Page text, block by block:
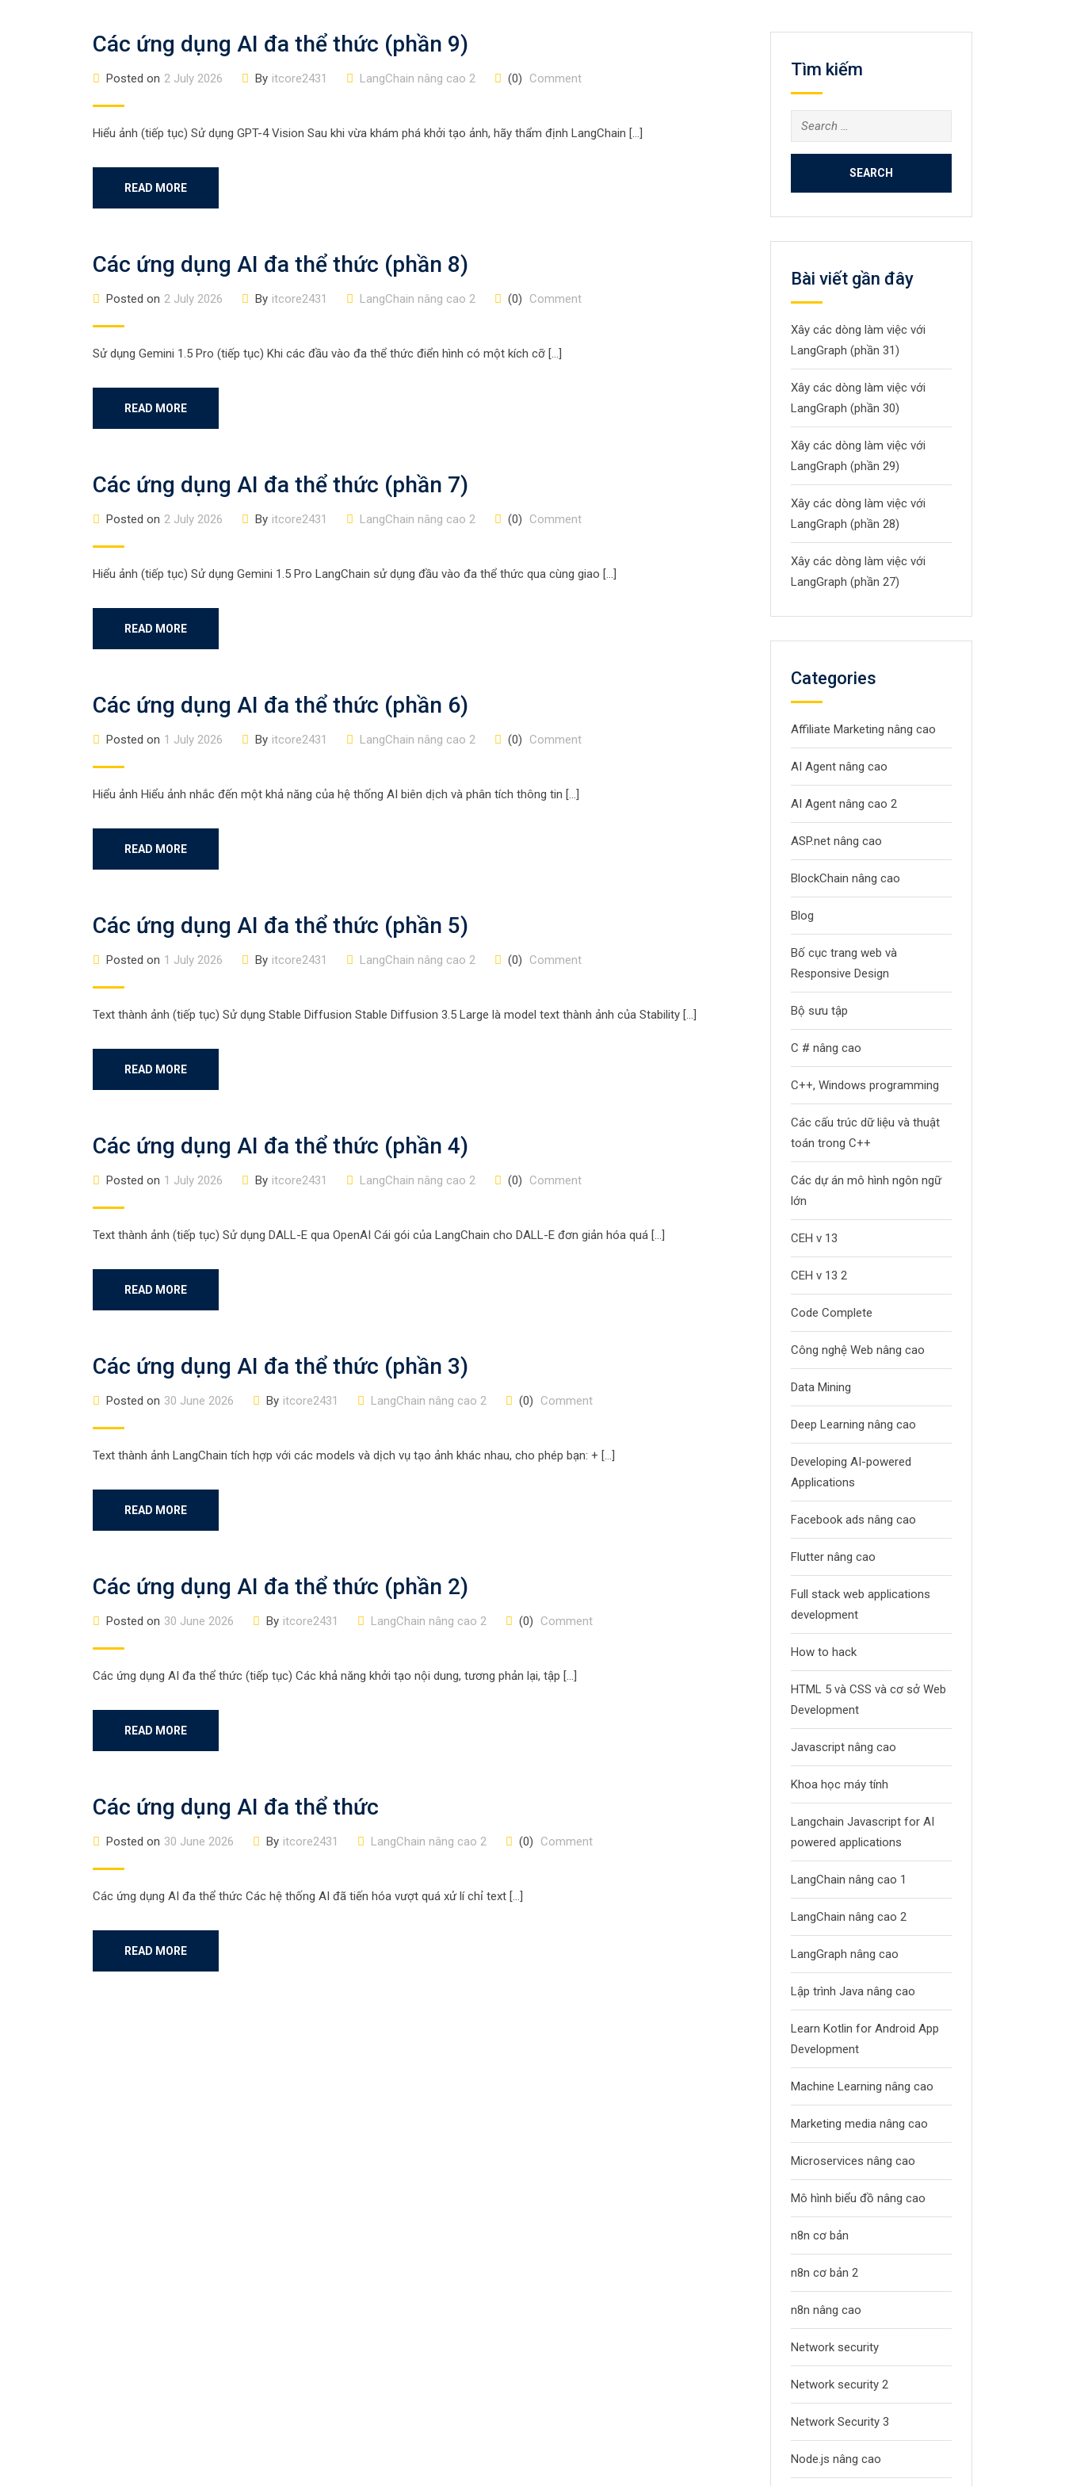
Các ứng dụng AI đa thể thức (phần 9)
Posted on 2 July 2026 By itcore2431 LangChain nâng cao 2 (0) Comment
Hiểu ảnh (tiếp tục) Sử dụng GPT-4 Vision Sau khi vừa khám phá khởi tạo ảnh, hãy thẩm định LangChain […]
READ MORE
Các ứng dụng AI đa thể thức (phần 8)
Posted on 2 July 2026 By itcore2431 LangChain nâng cao 2 (0) Comment
Sử dụng Gemini 1.5 Pro (tiếp tục) Khi các đầu vào đa thể thức điển hình có một kích cỡ […]
READ MORE
Các ứng dụng AI đa thể thức (phần 7)
Posted on 2 July 2026 By itcore2431 LangChain nâng cao 2 (0) Comment
Hiểu ảnh (tiếp tục) Sử dụng Gemini 1.5 Pro LangChain sử dụng đầu vào đa thể thức qua cùng giao […]
READ MORE
Các ứng dụng AI đa thể thức (phần 6)
Posted on 1 July 2026 By itcore2431 LangChain nâng cao 2 (0) Comment
Hiểu ảnh Hiểu ảnh nhắc đến một khả năng của hệ thống AI biên dịch và phân tích thông tin […]
READ MORE
Các ứng dụng AI đa thể thức (phần 5)
Posted on 1 July 2026 By itcore2431 LangChain nâng cao 2 (0) Comment
Text thành ảnh (tiếp tục) Sử dụng Stable Diffusion Stable Diffusion 3.5 Large là model text thành ảnh của Stability […]
READ MORE
Các ứng dụng AI đa thể thức (phần 4)
Posted on 1 July 2026 By itcore2431 LangChain nâng cao 2 (0) Comment
Text thành ảnh (tiếp tục) Sử dụng DALL-E qua OpenAI Cái gói của LangChain cho DALL-E đơn giản hóa quá […]
READ MORE
Các ứng dụng AI đa thể thức (phần 3)
Posted on 30 June 2026 By itcore2431 LangChain nâng cao 2 (0) Comment
Text thành ảnh LangChain tích hợp với các models và dịch vụ tạo ảnh khác nhau, cho phép bạn: + […]
READ MORE
Các ứng dụng AI đa thể thức (phần 2)
Posted on 30 June 2026 By itcore2431 LangChain nâng cao 2 (0) Comment
Các ứng dụng AI đa thể thức (tiếp tục) Các khả năng khởi tạo nội dung, tương phản lại, tập […]
READ MORE
Các ứng dụng AI đa thể thức
Posted on 30 June 2026 By itcore2431 LangChain nâng cao 2 (0) Comment
Các ứng dụng AI đa thể thức Các hệ thống AI đã tiến hóa vượt quá xử lí chỉ text […]
READ MORE
Tìm kiếm
Search
for:
Bài viết gần đây
Xây các dòng làm việc với
LangGraph (phần 31)
Xây các dòng làm việc với
LangGraph (phần 30)
Xây các dòng làm việc với
LangGraph (phần 29)
Xây các dòng làm việc với
LangGraph (phần 28)
Xây các dòng làm việc với
LangGraph (phần 27)
Categories
Affiliate Marketing nâng cao
AI Agent nâng cao
AI Agent nâng cao 2
ASP.net nâng cao
BlockChain nâng cao
Blog
Bố cục trang web và
Responsive Design
Bộ sưu tập
C # nâng cao
C++, Windows programming
Các cấu trúc dữ liệu và thuật
toán trong C++
Các dự án mô hình ngôn ngữ
lớn
CEH v 13
CEH v 13 2
Code Complete
Công nghệ Web nâng cao
Data Mining
Deep Learning nâng cao
Developing AI-powered
Applications
Facebook ads nâng cao
Flutter nâng cao
Full stack web applications
development
How to hack
HTML 5 và CSS và cơ sở Web
Development
Javascript nâng cao
Khoa học máy tính
Langchain Javascript for AI
powered applications
LangChain nâng cao 1
LangChain nâng cao 2
LangGraph nâng cao
Lập trình Java nâng cao
Learn Kotlin for Android App
Development
Machine Learning nâng cao
Marketing media nâng cao
Microservices nâng cao
Mô hình biểu đồ nâng cao
n8n cơ bản
n8n cơ bản 2
n8n nâng cao
Network security
Network security 2
Network Security 3
Node.js nâng cao